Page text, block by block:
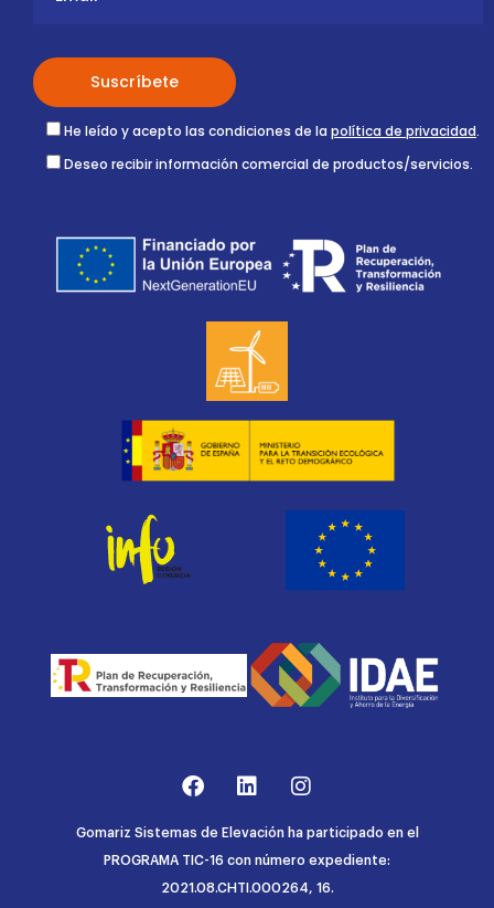
He leído y acepto las condiciones de la política de privacidad.
Deseo recibir información comercial de productos/servicios.
Gomariz Sistemas de Elevación ha participado en el
PROGRAMA TIC-16 con número expediente:
2021.08.CHTI.000264, 16.